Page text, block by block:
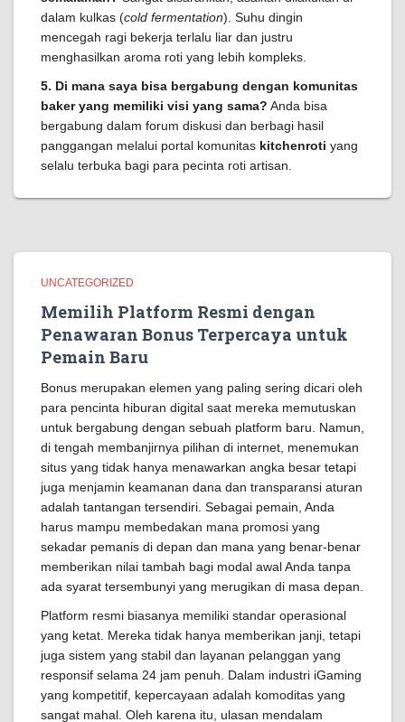
dalam kulkas (cold fermentation). Suhu dingin
mencegah ragi bekerja terlalu liar dan justru
menghasilkan aroma roti yang lebih kompleks.
5. Di mana saya bisa bergabung dengan komunitas
baker yang memiliki visi yang sama? Anda bisa
bergabung dalam forum diskusi dan berbagi hasil
panggangan melalui portal komunitas kitchenroti yang
selalu terbuka bagi para pecinta roti artisan.
UNCATEGORIZED
Memilih Platform Resmi dengan
Penawaran Bonus Terpercaya untuk
Pemain Baru
Bonus merupakan elemen yang paling sering dicari oleh
para pencinta hiburan digital saat mereka memutuskan
untuk bergabung dengan sebuah platform baru. Namun,
di tengah membanjirnya pilihan di internet, menemukan
situs yang tidak hanya menawarkan angka besar tetapi
juga menjamin keamanan dana dan transparansi aturan
adalah tantangan tersendiri. Sebagai pemain, Anda
harus mampu membedakan mana promosi yang
sekadar pemanis di depan dan mana yang benar-benar
memberikan nilai tambah bagi modal awal Anda tanpa
ada syarat tersembunyi yang merugikan di masa depan.
Platform resmi biasanya memiliki standar operasional
yang ketat. Mereka tidak hanya memberikan janji, tetapi
juga sistem yang stabil dan layanan pelanggan yang
responsif selama 24 jam penuh. Dalam industri iGaming
yang kompetitif, kepercayaan adalah komoditas yang
sangat mahal. Oleh karena itu, ulasan mendalam